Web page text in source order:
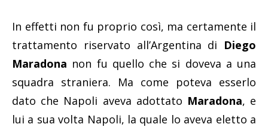
In effetti non fu proprio così, ma certamente il
trattamento riservato all’Argentina di Diego
Maradona non fu quello che si doveva a una
squadra straniera. Ma come poteva esserlo
dato che Napoli aveva adottato Maradona, e
lui a sua volta Napoli, la quale lo aveva eletto a